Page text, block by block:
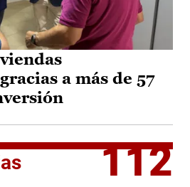
a más de 57
112